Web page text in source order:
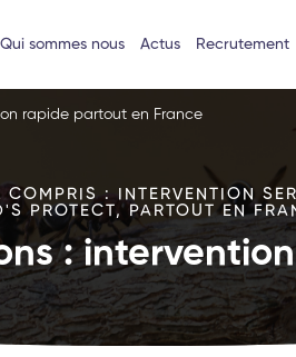
Qui sommes nous Actus Recrutement
rapide partout en France
: INTERVENTION
PROTECT, PARTOUT EN
: